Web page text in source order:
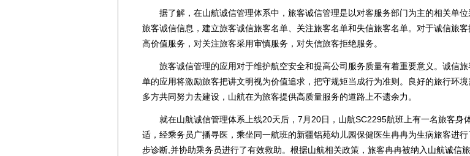
据了解，在山航诚信管理体系中，旅客诚信管理是以对客服务部门为主的相关单位
旅客诚信信息，建立旅客诚信旅客名单、关注旅客名单和失信旅客名单。对于诚信旅客
高价值服务，对关注旅客采用审慎服务，对失信旅客拒绝服务。
旅客诚信管理的应用对于维护航空安全和提高公司服务质量有着重要意义。诚信旅
单的应用将激励旅客把讲文明视为价值追求，把守规矩当成行为准则。良好的旅行环境
多方共同努力去建设，山航在为旅客提供高质量服务的道路上不遗余力。
就在山航诚信管理体系上线20天后，7月20日，山航SC2295航班上有一名旅客身
适，经乘务员广播寻医，乘坐同一航班的新疆铝苑幼儿园保健医生冉冉为生病旅客进行
步诊断,并协助乘务员进行了有效救助。根据山航相关政策，旅客冉冉被纳入山航诚信